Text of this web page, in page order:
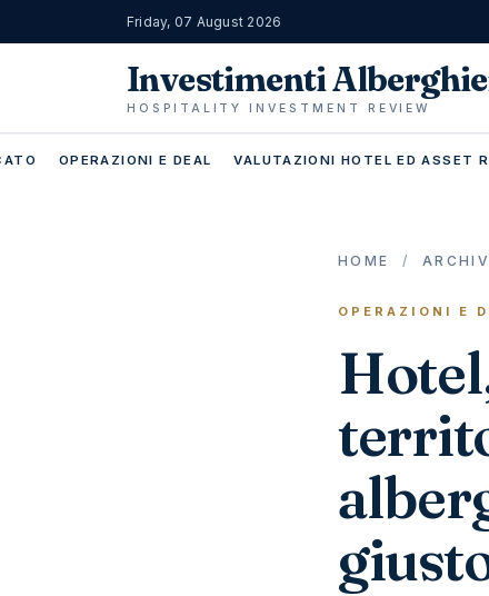
Friday, 07 August 2026
Investimenti
HOSPITALITY INVESTMENT REVIEW
OPERAZIONI E DEAL VALUTAZIONI HOTEL ED ASSET
HOME /
OPERAZIONI E